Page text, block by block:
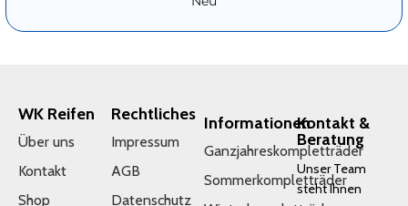
WK Reifen
Über uns
Kontakt
Shop
Rechtliches
Impressum
AGB
Datenschutz
Informationen
Ganzjahreskompletträder
Sommerkompletträder
Kontakt &
Beratung
Unser Team
steht Ihnen